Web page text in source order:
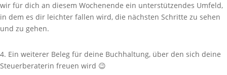
wir für dich an diesem Wochenende ein unterstützendes Umfeld,
in dem es dir leichter fallen wird, die nächsten Schritte zu sehen
und zu gehen.
4. Ein weiterer Beleg für deine Buchhaltung, über den sich deine
Steuerberaterin freuen wird 😉